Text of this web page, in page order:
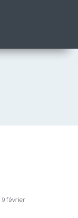
9 février